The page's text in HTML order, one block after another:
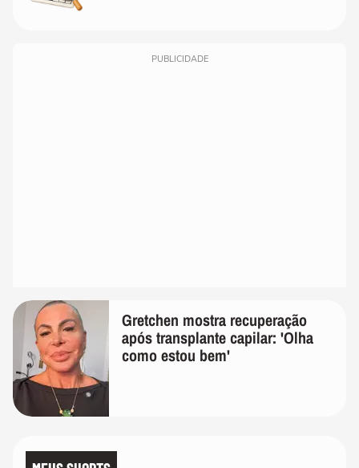
PUBLICIDADE
Gretchen mostra recuperação
após transplante capilar: 'Olha
como estou bem'